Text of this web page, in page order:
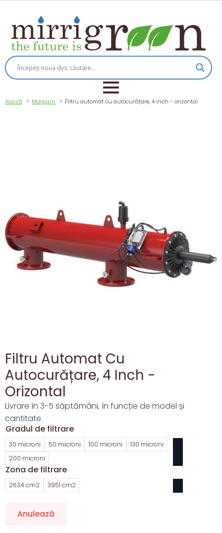
Acasă Magazin Filtru automat cu autocurățare, 4 inch - orizontal
Filtru Automat Cu
Autocurățare, 4 Inch -
Orizontal
Livrare în 3-5 săptămâni, în funcție de model și
cantitate.
Gradul de filtrare
30 microni 50 microni 100 microni
130 microni
200 microni
Zona de filtrare
2634 cm2 3951 cm2
Anulează